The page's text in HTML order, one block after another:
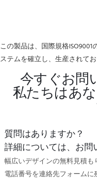
この製品は、国際規格
ステムを確立し、生産されて
今すぐお問
私たちはあ
質問はありますか？
詳細については、お問
幅広いデザインの無料見積
電話番号を連絡先フォームに